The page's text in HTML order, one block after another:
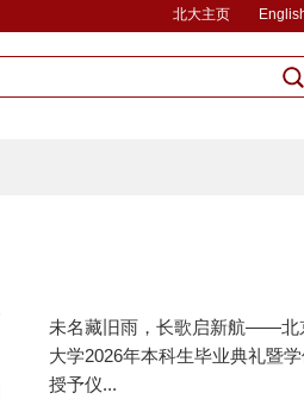
北大主页
未名藏旧雨，长歌启新航——北
大学2026年本科生毕业典礼暨学
授予仪...